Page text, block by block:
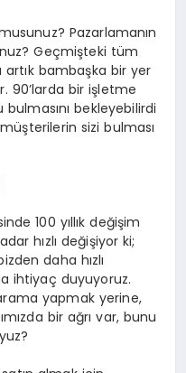
Pazarlamanın
Geçmişteki tüm
bambaşka bir yer
90’larda bir işletme
bekleyebilirdi
sizi bulması
100 yıllık değişim
hızlı değişiyor ki;
daha hızlı
ihtiyaç duyuyoruz.
yapmak yerine,
bir ağrı var, bunu